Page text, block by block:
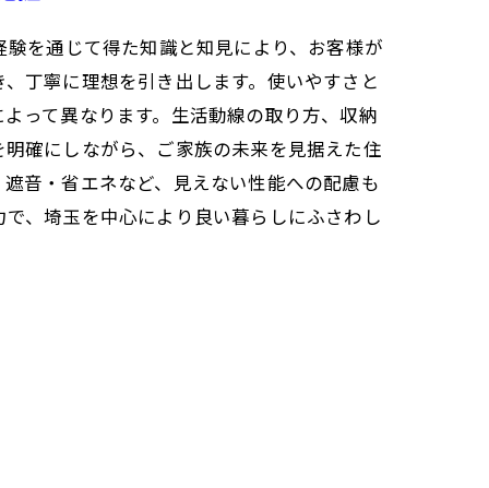
を通じて得た知識と知見により、お客様が
丁寧に理想を引き出します。使いやすさと
って異なります。生活動線の取り方、収納
確にしながら、ご家族の未来を見据えた住
音・省エネなど、見えない性能への配慮も
、埼玉を中心により良い暮らしにふさわし